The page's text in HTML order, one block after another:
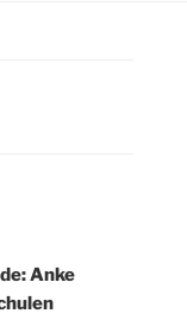
Anke